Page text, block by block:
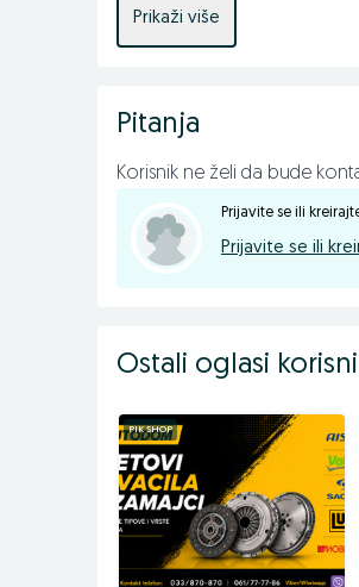
Pored blatobrana naš široki
izolacije (zaštite haube),
imamo i širok asortiman
Lance i navlake za točkove.
033/870-870 – TELEFON
061/77-77-86 – VIBER /
INSTAGRAM – AUTODOM
Prikaži više
Pitanja
Korisnik ne želi da bude
Prijavite se ili
Prijavite se ili
Ostali oglasi
PIK SHOP